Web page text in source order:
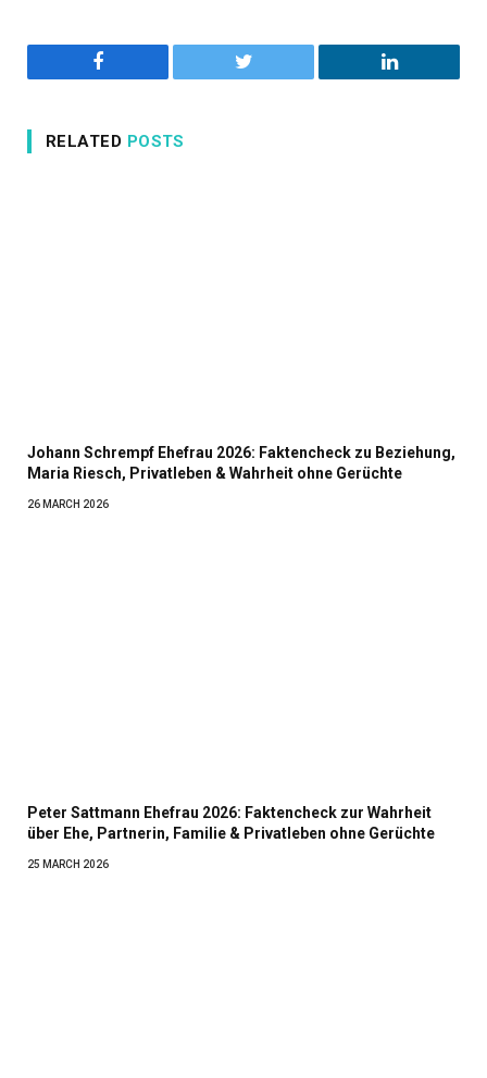
Facebook Twitter LinkedIn
RELATED POSTS
Johann Schrempf Ehefrau 2026: Faktencheck zu Beziehung,
Maria Riesch, Privatleben & Wahrheit ohne Gerüchte
26 MARCH 2026
Peter Sattmann Ehefrau 2026: Faktencheck zur Wahrheit
über Ehe, Partnerin, Familie & Privatleben ohne Gerüchte
25 MARCH 2026